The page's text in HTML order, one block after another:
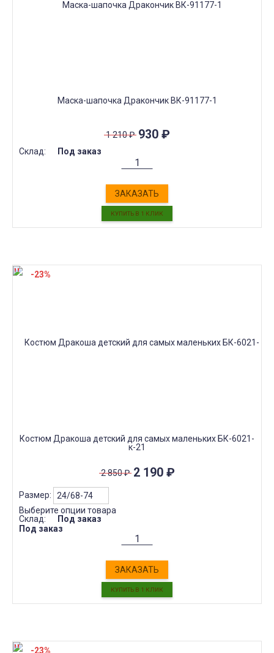
Маска-шапочка Дракончик ВК-91177-1
1 210₽ 930 ₽
Склад: Под заказ
ЗАКАЗАТЬ
Костюм Дракоша детский для самых маленьких БК-6021-
к-21
2 850₽ 2 190 ₽
Размер:
Выберите опции товара
Склад:
Под заказ
Под заказ
ЗАКАЗАТЬ
-23%
-23%